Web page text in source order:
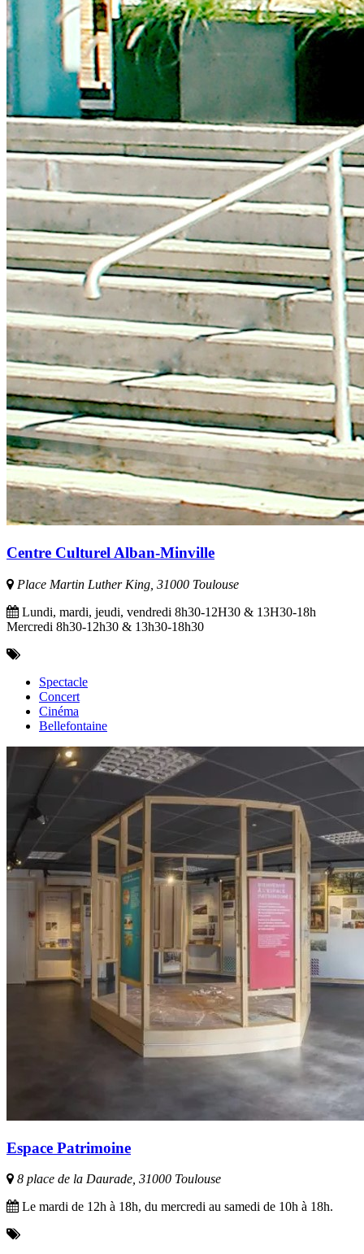
Centre Culturel Alban-Minville
Place Martin Luther King, 31000 Toulouse
Lundi, mardi, jeudi, vendredi 8h30-12H30 & 13H30-18h
Mercredi 8h30-12h30 & 13h30-18h30
Spectacle
Concert
Cinéma
Bellefontaine
Espace Patrimoine
8 place de la Daurade, 31000 Toulouse
Le mardi de 12h à 18h, du mercredi au samedi de 10h à 18h.